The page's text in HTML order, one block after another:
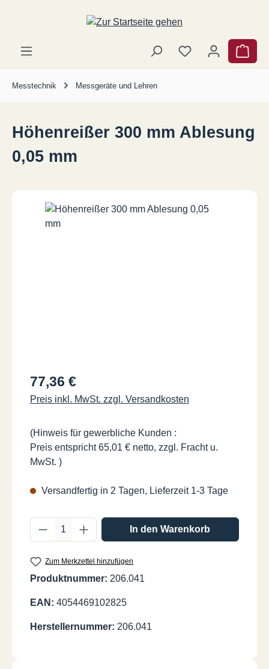
Zum Hauptinhalt springen
Messtechnik Messgeräte und Lehren
Höhenreißer 300 mm Ablesung
0,05 mm
Regulärer Preis:
77,36 €
Preis inkl. MwSt. zzgl. Versandkosten
(Hinweis für gewerbliche Kunden :
Preis entspricht 65,01 € netto, zzgl. Fracht u.
MwSt. )
Versandfertig in 2 Tagen, Lieferzeit 1-3 Tage
Produkt Anzahl: Gib den gewünschten
In den Warenkorb
Zum Merkzettel hinzufügen
Produktnummer: 206.041
EAN: 4054469102825
Herstellernummer: 206.041